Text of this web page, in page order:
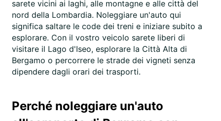
sarete vicini ai laghi, alle montagne e alle città del
nord della Lombardia. Noleggiare un'auto qui
significa saltare le code dei treni e iniziare subito a
esplorare. Con il vostro veicolo sarete liberi di
visitare il Lago d'Iseo, esplorare la Città Alta di
Bergamo o percorrere le strade dei vigneti senza
dipendere dagli orari dei trasporti.
Perché noleggiare un'auto